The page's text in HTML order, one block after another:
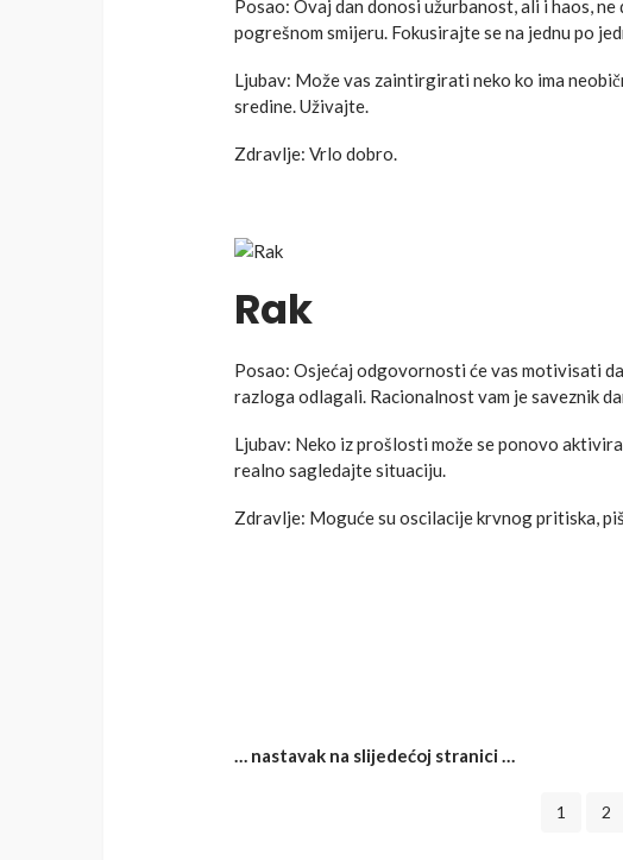
Posao: Ovaj dan donosi užurbanost, ali i haos,
pogrešnom smijeru. Fokusirajte se na jednu po
Ljubav: Može vas zaintirgirati neko ko ima
sredine. Uživajte.
Zdravlje: Vrlo dobro.
Rak
Posao: Osjećaj odgovornosti će vas motivisati
razloga odlagali. Racionalnost vam je saveznik
Ljubav: Neko iz prošlosti može se ponovo
realno sagledajte situaciju.
Zdravlje: Moguće su oscilacije krvnog pritiska,
… nastavak na slijedećoj stranici …
1 2